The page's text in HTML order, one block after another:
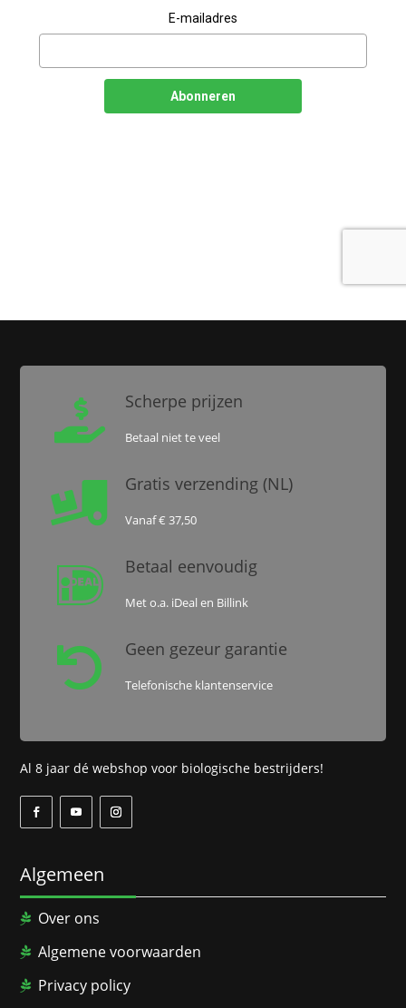
 Scherpe prijzen
Betaal niet te veel
 Gratis verzending (NL)
Vanaf € 37,50
 Betaal eenvoudig
Met o.a. iDeal en Billink
 Geen gezeur garantie
Telefonische klantenservice
Al 8 jaar dé webshop voor biologische bestrijders!
Algemeen
Over ons
Algemene voorwaarden
Privacy policy